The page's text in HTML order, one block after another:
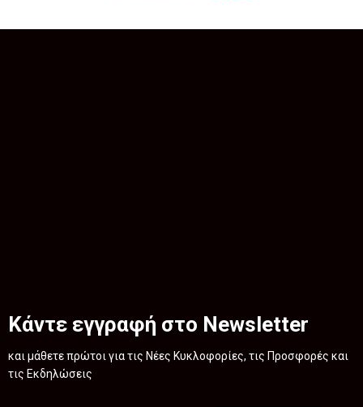
Κάντε εγγραφή στο Newsletter
και μάθετε πρώτοι για τις Νέες Κυκλοφορίες, τις Προσφορές και
τις Εκδηλώσεις